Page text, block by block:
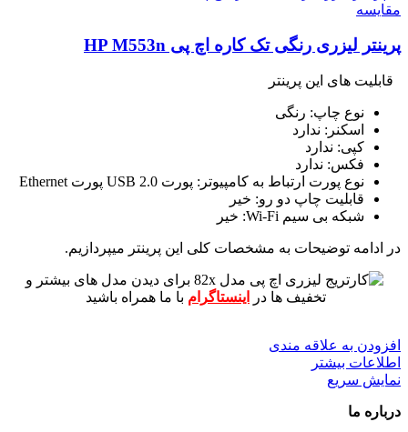
مقايسه
پرینتر لیزری رنگی تک کاره اچ پی HP M553n
قابلیت های این پرینتر
نوع چاپ: رنگی
اسکنر: ندارد
کپی: ندارد
فکس: ندارد
نوع پورت ارتباط به کامپیوتر: پورت USB 2.0 پورت Ethernet
قابلیت چاپ دو رو: خیر
شبکه بی سیم Wi-Fi: خیر
در ادامه توضیحات به مشخصات کلی این پرینتر میپردازیم.
برای دیدن مدل های بیشتر و
تخفیف ها در
اینستاگرام با ما همراه باشید
افزودن به علاقه مندی
اطلاعات بیشتر
نمایش سریع
درباره ما